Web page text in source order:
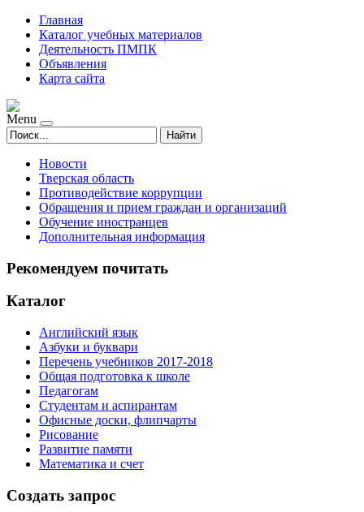
Главная
Каталог учебных материалов
Деятельность ПМПК
Объявления
Карта сайта
Menu
Найти
Новости
Тверская область
Противодействие коррупции
Обращения и прием граждан и организаций
Обучение иностранцев
Дополнительная информация
Рекомендуем почитать
Каталог
Английский язык
Азбуки и буквари
Перечень учебников 2017-2018
Общая подготовка к школе
Педагогам
Студентам и аспирантам
Офисные доски, флипчарты
Рисование
Развитие памяти
Математика и счет
Создать запрос